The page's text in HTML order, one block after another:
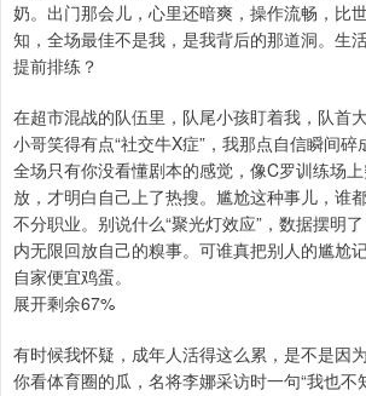
奶。出门那会儿，心里还暗爽，操作流畅，比
知，全场最佳不是我，是我背后的那道洞。生
提前排练？
在超市混战的队伍里，队尾小孩盯着我，队首
小哥笑得有点“社交牛X症”，我那点自信瞬间
全场只有你没看懂剧本的感觉，像C罗训练场
放，才明白自己上了热搜。尴尬这种事儿，谁
不分职业。别说什么“聚光灯效应”，数据摆明
内无限回放自己的糗事。可谁真把别人的尴尬
自家便宜鸡蛋。
展开剩余67%
有时候我怀疑，成年人活得这么累，是不是因为
你看体育圈的瓜，名将李娜采访时一句“我也不